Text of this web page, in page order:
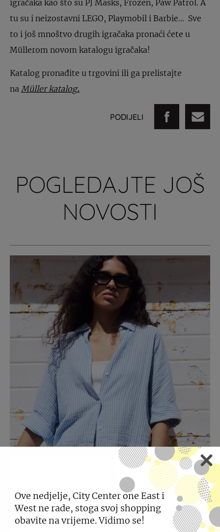
igračaka kao što su PJ Masks, Frozen, Paw Patrol. A
tu su i neizostavni LEGO, Playmobil i Barbie… Sve
to i još mnoštvo drugih igračaka pronaći ćete u
Müllerom novom katalogu igračaka!
Katalog pronađite u trgovini ili ga prelistajte
na Müller katalog.
PODIJELI
POGLEDAJTE JOŠ
NOVOSTI
S.OLIVER LJETNA
KOLEKCIJA
09.06.2026
Ove nedjelje, City Center one East i
West ne rade, stoga svoj shopping
obavite na vrijeme. Vidimo se!